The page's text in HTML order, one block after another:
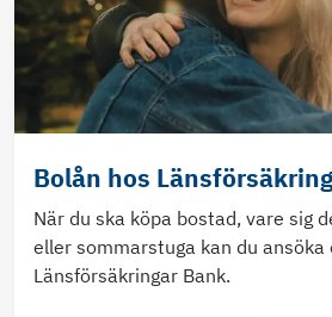
Bolån hos
När du ska köpa bostad, vare sig
eller sommarstuga kan du ansöka
Länsförsäkringar Bank.